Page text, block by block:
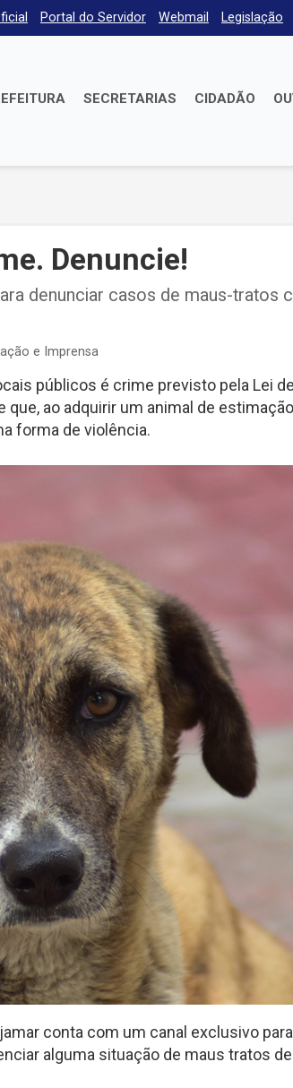
Portal do Servidor Webmail Legislação
SECRETARIAS CIDADÃO
Denuncie!
denunciar casos de maus-tratos
e Imprensa
públicos é crime previsto pela Lei
ao adquirir um animal de
forma de violência.
conta com um canal exclusivo
alguma situação de maus tratos